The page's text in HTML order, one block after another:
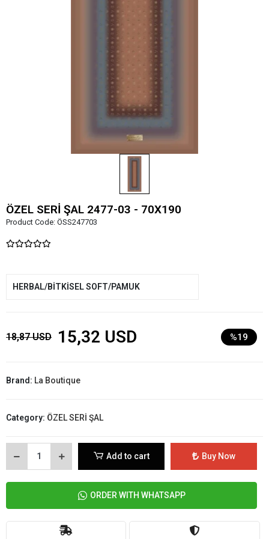
ÖZEL SERİ ŞAL 2477-03 - 70X190
Product Code: ÖSS247703
HERBAL/BİTKİSEL SOFT/PAMUK
18,87 USD 15,32 USD %19
Brand: La Boutique
Category: ÖZEL SERİ ŞAL
Add to cart Buy Now
ORDER WITH WHATSAPP